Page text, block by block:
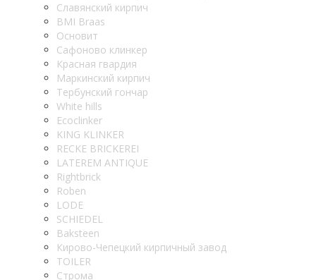
Славянский кирпич
BMI Braas
Основит
Сафоново клинкер
Красная гвардия
Маркинский кирпич
Тербунский гончар
White hills
Ecoclinker
KING KLINKER
RECKE BRICKEREI
LATEREM ANTIQUE
Rightbrick
Roben
LODE
SCHIEDEL
Baksteen
Кирово-Чепецкий кирпичный завод
TOILER
Строма